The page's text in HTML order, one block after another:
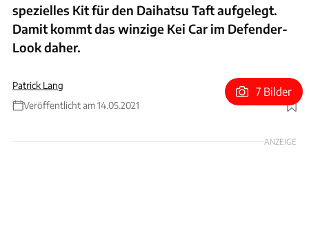
spezielles Kit für den Daihatsu Taft aufgelegt.
Damit kommt das winzige Kei Car im Defender-
Look daher.
Patrick Lang
Veröffentlicht am 14.05.2021
Foto: DAMD
7 Bilder
ANZEIGE